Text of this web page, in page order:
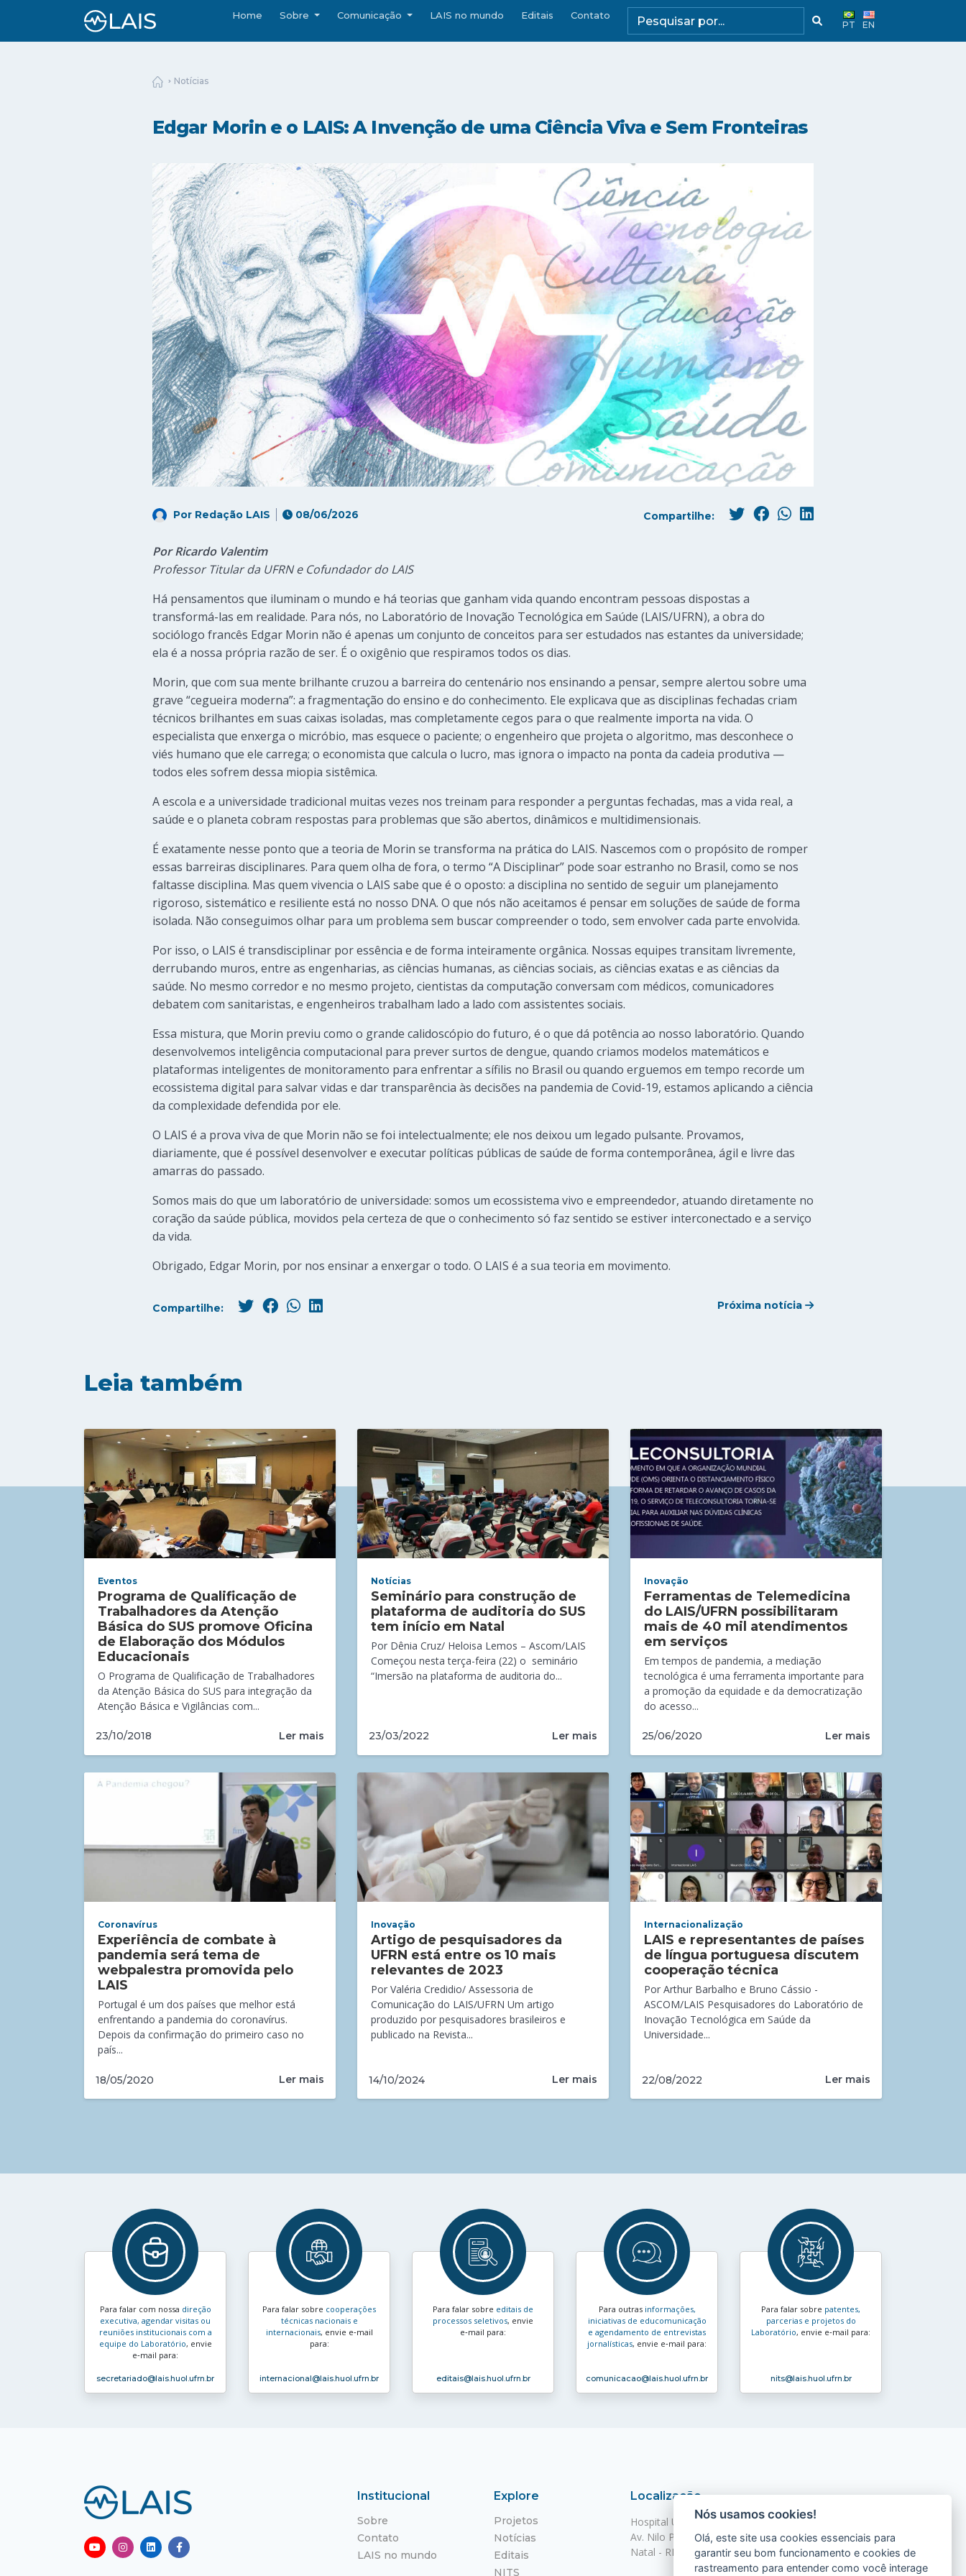
Home Sobre Comunicação LAIS no mundo Editais Contato
PT EN
Notícias
Edgar Morin e o LAIS: A Invenção de uma Ciência Viva e Sem Fronteiras
Por Redação LAIS 08/06/2026 Compartilhe:
Por Ricardo Valentim
Professor Titular da UFRN e Cofundador do LAIS
Há pensamentos que iluminam o mundo e há teorias que ganham vida quando encontram pessoas dispostas a
transformá-las em realidade. Para nós, no Laboratório de Inovação Tecnológica em Saúde (LAIS/UFRN), a obra do
sociólogo francês Edgar Morin não é apenas um conjunto de conceitos para ser estudados nas estantes da universidade;
ela é a nossa própria razão de ser. É o oxigênio que respiramos todos os dias.
Morin, que com sua mente brilhante cruzou a barreira do centenário nos ensinando a pensar, sempre alertou sobre uma
grave “cegueira moderna”: a fragmentação do ensino e do conhecimento. Ele explicava que as disciplinas fechadas criam
técnicos brilhantes em suas caixas isoladas, mas completamente cegos para o que realmente importa na vida. O
especialista que enxerga o micróbio, mas esquece o paciente; o engenheiro que projeta o algoritmo, mas desconhece o
viés humano que ele carrega; o economista que calcula o lucro, mas ignora o impacto na ponta da cadeia produtiva —
todos eles sofrem dessa miopia sistêmica.
A escola e a universidade tradicional muitas vezes nos treinam para responder a perguntas fechadas, mas a vida real, a
saúde e o planeta cobram respostas para problemas que são abertos, dinâmicos e multidimensionais.
É exatamente nesse ponto que a teoria de Morin se transforma na prática do LAIS. Nascemos com o propósito de romper
essas barreiras disciplinares. Para quem olha de fora, o termo “A Disciplinar” pode soar estranho no Brasil, como se nos
faltasse disciplina. Mas quem vivencia o LAIS sabe que é o oposto: a disciplina no sentido de seguir um planejamento
rigoroso, sistemático e resiliente está no nosso DNA. O que nós não aceitamos é pensar em soluções de saúde de forma
isolada. Não conseguimos olhar para um problema sem buscar compreender o todo, sem envolver cada parte envolvida.
Por isso, o LAIS é transdisciplinar por essência e de forma inteiramente orgânica. Nossas equipes transitam livremente,
derrubando muros, entre as engenharias, as ciências humanas, as ciências sociais, as ciências exatas e as ciências da
saúde. No mesmo corredor e no mesmo projeto, cientistas da computação conversam com médicos, comunicadores
debatem com sanitaristas, e engenheiros trabalham lado a lado com assistentes sociais.
Essa mistura, que Morin previu como o grande calidoscópio do futuro, é o que dá potência ao nosso laboratório. Quando
desenvolvemos inteligência computacional para prever surtos de dengue, quando criamos modelos matemáticos e
plataformas inteligentes de monitoramento para enfrentar a sífilis no Brasil ou quando erguemos em tempo recorde um
ecossistema digital para salvar vidas e dar transparência às decisões na pandemia de Covid-19, estamos aplicando a ciência
da complexidade defendida por ele.
O LAIS é a prova viva de que Morin não se foi intelectualmente; ele nos deixou um legado pulsante. Provamos,
diariamente, que é possível desenvolver e executar políticas públicas de saúde de forma contemporânea, ágil e livre das
amarras do passado.
Somos mais do que um laboratório de universidade: somos um ecossistema vivo e empreendedor, atuando diretamente no
coração da saúde pública, movidos pela certeza de que o conhecimento só faz sentido se estiver interconectado e a serviço
da vida.
Obrigado, Edgar Morin, por nos ensinar a enxergar o todo. O LAIS é a sua teoria em movimento.
Compartilhe: Próxima notícia
Leia também
Eventos
Programa de Qualificação de
Trabalhadores da Atenção
Básica do SUS promove Oficina
de Elaboração dos Módulos
Educacionais
O Programa de Qualificação de Trabalhadores
da Atenção Básica do SUS para integração da
Atenção Básica e Vigilâncias com...
23/10/2018 Ler mais
Notícias
Seminário para construção de
plataforma de auditoria do SUS
tem início em Natal
Por Dênia Cruz/ Heloisa Lemos – Ascom/LAIS
Começou nesta terça-feira (22) o seminário
“Imersão na plataforma de auditoria do...
23/03/2022 Ler mais
Inovação
Ferramentas de Telemedicina
do LAIS/UFRN possibilitaram
mais de 40 mil atendimentos
em serviços
Em tempos de pandemia, a mediação
tecnológica é uma ferramenta importante para
a promoção da equidade e da democratização
do acesso...
25/06/2020 Ler mais
Coronavírus
Experiência de combate à
pandemia será tema de
webpalestra promovida pelo
LAIS
Portugal é um dos países que melhor está
enfrentando a pandemia do coronavírus.
Depois da confirmação do primeiro caso no
país...
18/05/2020 Ler mais
Inovação
Artigo de pesquisadores da
UFRN está entre os 10 mais
relevantes de 2023
Por Valéria Credidio/ Assessoria de
Comunicação do LAIS/UFRN Um artigo
produzido por pesquisadores brasileiros e
publicado na Revista...
14/10/2024 Ler mais
Internacionalização
LAIS e representantes de países
de língua portuguesa discutem
cooperação técnica
Por Arthur Barbalho e Bruno Cássio -
ASCOM/LAIS Pesquisadores do Laboratório de
Inovação Tecnológica em Saúde da
Universidade...
22/08/2022 Ler mais
Para falar com nossa direção
executiva, agendar visitas ou
reuniões institucionais com a
equipe do Laboratório, envie
e‑mail para:
secretariado@lais.huol.ufrn.br
Para falar sobre cooperações
técnicas nacionais e
internacionais, envie e‑mail
para:
internacional@lais.huol.ufrn.br
Para falar sobre editais de
processos seletivos, envie
e‑mail para:
editais@lais.huol.ufrn.br
Para outras informações,
iniciativas de educomunicação
e agendamento de entrevistas
jornalísticas, envie e‑mail para:
comunicacao@lais.huol.ufrn.br
Para falar sobre patentes,
parcerias e projetos do
Laboratório, envie e‑mail para:
nits@lais.huol.ufrn.br
Institucional
Sobre
Contato
LAIS no mundo
Explore
Projetos
Notícias
Editais
NITS
Localização
Hospital Universitário Onofre Lopes - HUOL
Av. Nilo Peçanha, 620 - Petrópolis
Natal - RN, 59012-300
Nós usamos cookies!
Olá, este site usa cookies essenciais para
garantir seu bom funcionamento e cookies de
rastreamento para entender como você interage